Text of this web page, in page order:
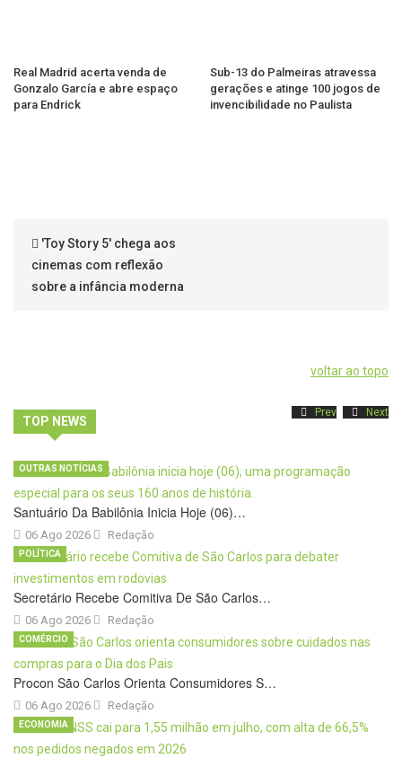
Real Madrid acerta venda de
Gonzalo García e abre espaço
para Endrick
Sub-13 do Palmeiras atravessa
gerações e atinge 100 jogos de
invencibilidade no Paulista
'Toy Story 5' chega aos
cinemas com reflexão
sobre a infância moderna
voltar ao topo
TOP NEWS
Prev Next
Santuário Da Babilônia Inicia Hoje (06)…
06 Ago 2026
OUTRAS NOTÍCIAS
Redação
Secretário Recebe Comitiva De São Carlos…
06 Ago 2026
POLÍTICA
Redação
Procon São Carlos Orienta Consumidores S…
06 Ago 2026
COMÉRCIO
Redação
ECONOMIA